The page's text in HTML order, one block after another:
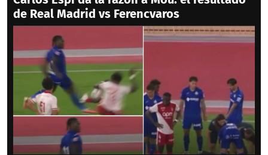
de Real Madrid vs Ferencvaros